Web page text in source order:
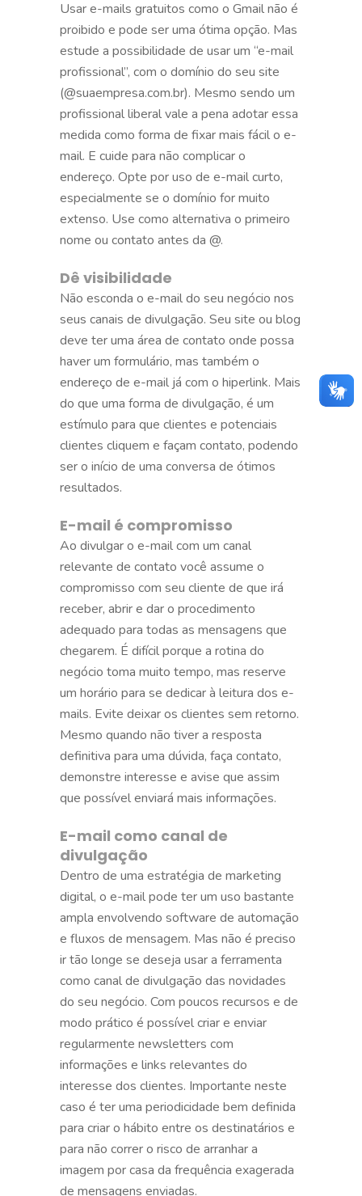
Usar e-mails gratuitos como o Gmail não é
proibido e pode ser uma ótima opção. Mas
estude a possibilidade de usar um “e-mail
profissional”, com o domínio do seu site
(@suaempresa.com.br). Mesmo sendo um
profissional liberal vale a pena adotar essa
medida como forma de fixar mais fácil o e-
mail. E cuide para não complicar o
endereço. Opte por uso de e-mail curto,
especialmente se o domínio for muito
extenso. Use como alternativa o primeiro
nome ou contato antes da @.
Dê visibilidade
Não esconda o e-mail do seu negócio nos
seus canais de divulgação. Seu site ou blog
deve ter uma área de contato onde possa
haver um formulário, mas também o
endereço de e-mail já com o hiperlink. Mais
do que uma forma de divulgação, é um
estímulo para que clientes e potenciais
clientes cliquem e façam contato, podendo
ser o início de uma conversa de ótimos
resultados.
E-mail é compromisso
Ao divulgar o e-mail com um canal
relevante de contato você assume o
compromisso com seu cliente de que irá
receber, abrir e dar o procedimento
adequado para todas as mensagens que
chegarem. É difícil porque a rotina do
negócio toma muito tempo, mas reserve
um horário para se dedicar à leitura dos e-
mails. Evite deixar os clientes sem retorno.
Mesmo quando não tiver a resposta
definitiva para uma dúvida, faça contato,
demonstre interesse e avise que assim
que possível enviará mais informações.
E-mail como canal de
divulgação
Dentro de uma estratégia de marketing
digital, o e-mail pode ter um uso bastante
ampla envolvendo software de automação
e fluxos de mensagem. Mas não é preciso
ir tão longe se deseja usar a ferramenta
como canal de divulgação das novidades
do seu negócio. Com poucos recursos e de
modo prático é possível criar e enviar
regularmente newsletters com
informações e links relevantes do
interesse dos clientes. Importante neste
caso é ter uma periodicidade bem definida
para criar o hábito entre os destinatários e
para não correr o risco de arranhar a
imagem por casa da frequência exagerada
de mensagens enviadas.